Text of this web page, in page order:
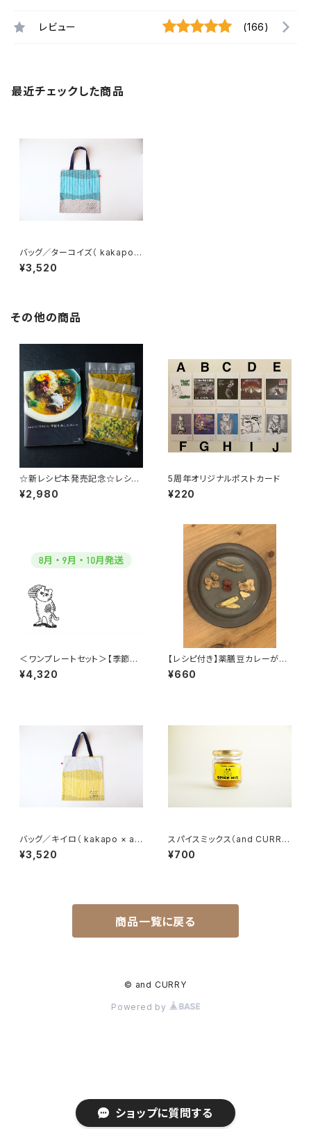
レビュー (166)
ショップに質問する
最近チェックした商品
バッグ／ターコイズ（ kakapo ×
and CURRY）
¥3,520
その他の商品
☆新レシピ本発売記念☆レシピ
本収録3種の冷凍カレーセット
【毎週金曜日発送】
¥2,980
5周年オリジナルポストカード
¥220
＜ワンプレートセット＞【季節を
楽しむ５種のカレーセット】クー
ル便
¥4,320
【レシピ付き】薬膳豆カレーが作
れる薬膳セット
¥660
バッグ／キイロ（ kakapo × an
d CURRY）
¥3,520
スパイスミックス（and CURRY
のフライデーカレー）
¥700
商品一覧に戻る
© and CURRY
Powered by